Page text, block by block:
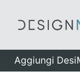
Aggiungi